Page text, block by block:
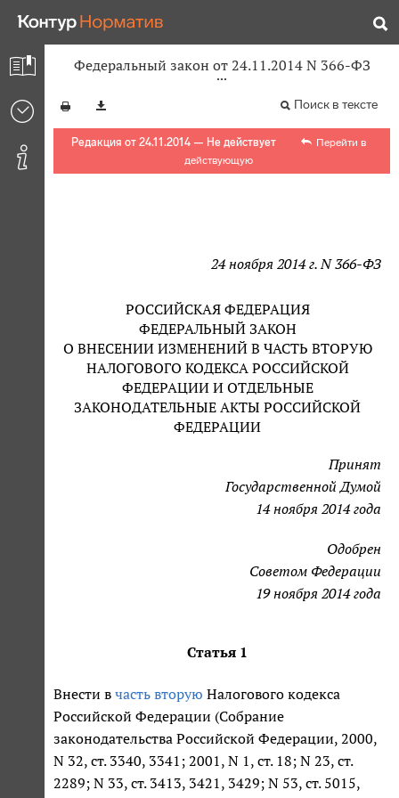
Федеральный закон от 24.11.2014 N 366-ФЗ
Поиск в тексте
Редакция от 24.11.2014 — Не действует
Перейти в
действующую
24 ноября 2014 г. N 366-ФЗ
РОССИЙСКАЯ ФЕДЕРАЦИЯ
ФЕДЕРАЛЬНЫЙ ЗАКОН
О ВНЕСЕНИИ ИЗМЕНЕНИЙ В ЧАСТЬ ВТОРУЮ
НАЛОГОВОГО КОДЕКСА РОССИЙСКОЙ
ФЕДЕРАЦИИ И ОТДЕЛЬНЫЕ
ЗАКОНОДАТЕЛЬНЫЕ АКТЫ РОССИЙСКОЙ
ФЕДЕРАЦИИ
Принят
Государственной Думой
14 ноября 2014 года
Одобрен
Советом Федерации
19 ноября 2014 года
Статья 1
Внести в часть вторую Налогового кодекса
Российской Федерации (Собрание
законодательства Российской Федерации, 2000,
N 32, ст. 3340, 3341; 2001, N 1, ст. 18; N 23, ст.
2289; N 33, ст. 3413, 3421, 3429; N 53, ст. 5015,